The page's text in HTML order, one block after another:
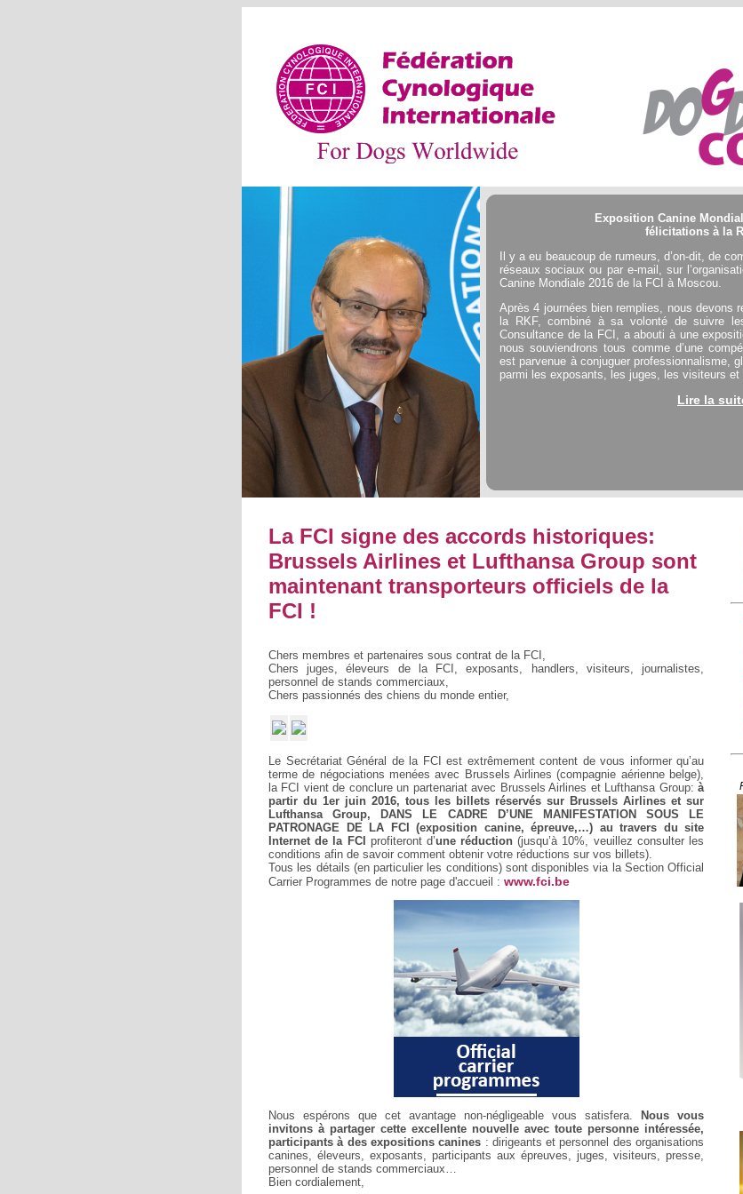
Exposition Canine
félicitations à la
Il y a eu beaucoup de rumeurs, d’on-dit, de
réseaux sociaux ou par e-mail, sur
Canine Mondiale 2016 de la FCI à Moscou.
Après 4 journées bien remplies, nous devons
la RKF, combiné à sa volonté de suivre
Consultance de la FCI, a abouti à une
nous souviendrons tous comme d’une
est parvenue à conjuguer professionnalisme,
parmi les exposants, les juges, les visiteurs et
Lire la
La FCI signe des accords historiques:
Brussels Airlines et Lufthansa Group sont
maintenant transporteurs officiels de la
FCI !
Chers membres et partenaires sous contrat de la FCI,
Chers juges, éleveurs de la FCI, exposants, handlers, visiteurs, journalistes,
personnel de stands commerciaux,
Chers passionnés des chiens du monde entier,
Le Secrétariat Général de la FCI est extrêmement content de vous informer qu’au
terme de négociations menées avec Brussels Airlines (compagnie aérienne belge),
la FCI vient de conclure un partenariat avec Brussels Airlines et Lufthansa Group: à
partir du 1er juin 2016, tous les billets réservés sur Brussels Airlines et sur
Lufthansa Group, DANS LE CADRE D’UNE MANIFESTATION SOUS LE
PATRONAGE DE LA FCI (exposition canine, épreuve,…) au travers du site
Internet de la FCI profiteront d’une réduction (jusqu’à 10%, veuillez consulter les
conditions afin de savoir comment obtenir votre réductions sur vos billets).
Tous les détails (en particulier les conditions) sont disponibles via la Section Official
Carrier Programmes de notre page d'accueil : www.fci.be
Nous espérons que cet avantage non-négligeable vous satisfera.
Nous vous
invitons à partager cette excellente nouvelle avec toute personne intéressée,
participants à des expositions canines : dirigeants et personnel des organisations
canines, éleveurs, exposants, participants aux épreuves, juges, visiteurs, presse,
personnel de stands commerciaux…
Bien cordialement,